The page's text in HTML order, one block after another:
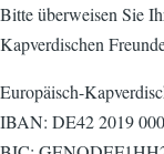
Bitte überweisen Sie
Kapverdischen
Europäisch-
IBAN: DE42 2019